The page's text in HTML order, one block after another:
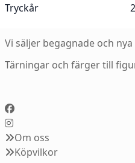
Tryckår
Vi säljer begagnade och
Tärningar och färger till
Om oss
Köpvilkor